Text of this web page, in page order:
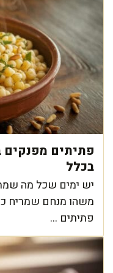
בכלל
יש ימים שכל מה
משהו מנחם שמריח
פתיתים ...